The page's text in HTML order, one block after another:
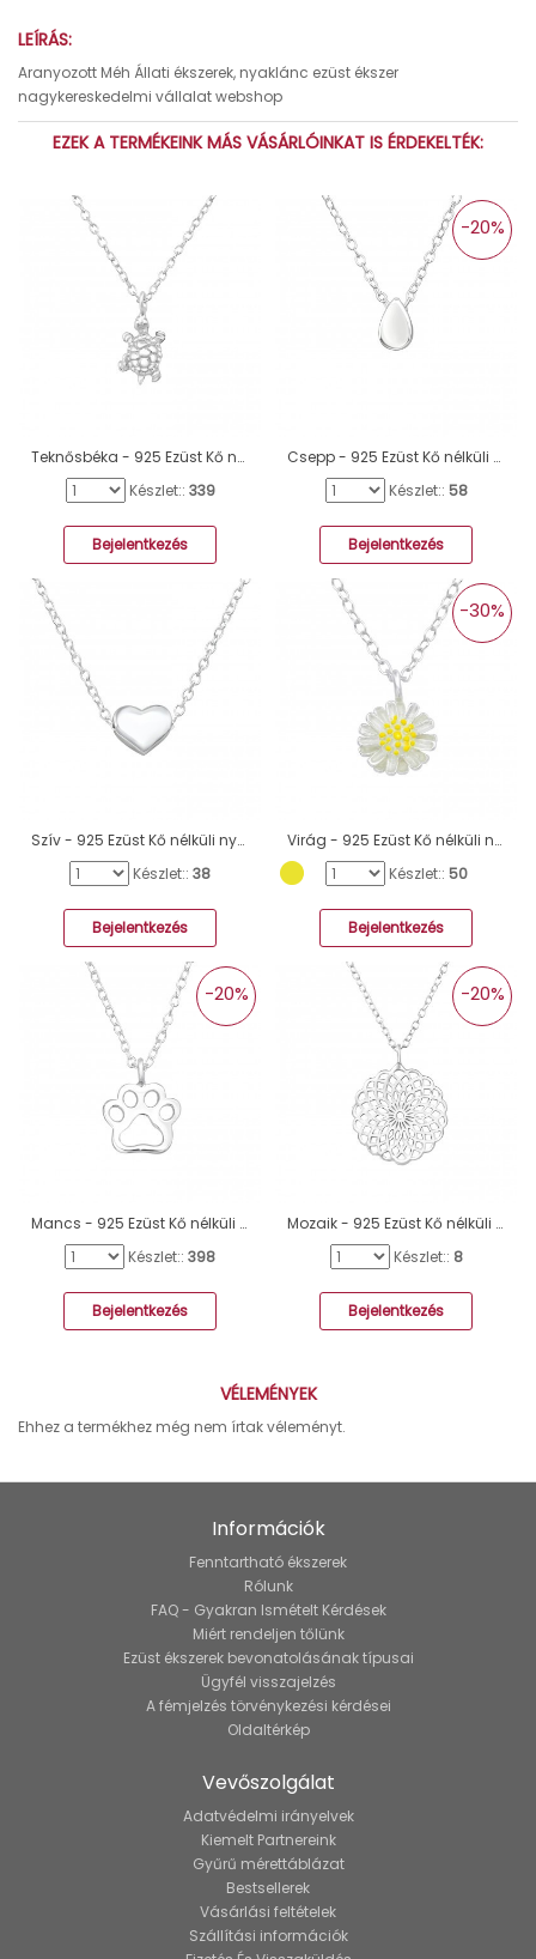
LEÍRÁS:
Aranyozott Méh Állati ékszerek, nyaklánc ezüst ékszer
nagykereskedelmi vállalat webshop
EZEK A TERMÉKEINK MÁS VÁSÁRLÓINKAT IS ÉRDEKELTÉK:
Teknősbéka - 925 Ezüst Kő nélküli nyakláncok A4S34459
Készlet:: 339
Bejelentkezés
Csepp - 925 Ezüst Kő nélküli nyakláncok A4S17736
-20%
Készlet:: 58
Bejelentkezés
Szív - 925 Ezüst Kő nélküli nyakláncok A4S17452
Készlet:: 38
Bejelentkezés
Virág - 925 Ezüst Kő nélküli nyakláncok A4S39550
-30%
Készlet:: 50
Bejelentkezés
Mancs - 925 Ezüst Kő nélküli nyakláncok A4S41659
-20%
Készlet:: 398
Bejelentkezés
Mozaik - 925 Ezüst Kő nélküli nyakláncok A4S36307
-20%
Készlet:: 8
Bejelentkezés
VÉLEMÉNYEK
Ehhez a termékhez még nem írtak véleményt.
Információk
Fenntartható ékszerek
Rólunk
FAQ - Gyakran Ismételt Kérdések
Miért rendeljen tőlünk
Ezüst ékszerek bevonatolásának típusai
Ügyfél visszajelzés
A fémjelzés törvénykezési kérdései
Oldaltérkép
Vevőszolgálat
Adatvédelmi irányelvek
Kiemelt Partnereink
Gyűrű mérettáblázat
Bestsellerek
Vásárlási feltételek
Szállítási információk